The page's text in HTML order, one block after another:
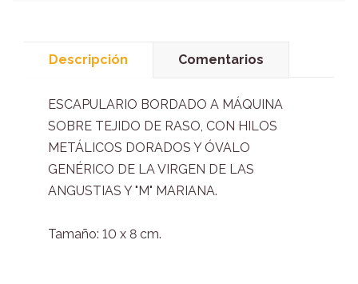
Descripción Comentarios
ESCAPULARIO BORDADO A MÁQUINA
SOBRE TEJIDO DE RASO, CON HILOS
METÁLICOS DORADOS Y ÓVALO
GENÉRICO DE LA VIRGEN DE LAS
ANGUSTIAS Y "M" MARIANA.
Tamaño: 10 x 8 cm.